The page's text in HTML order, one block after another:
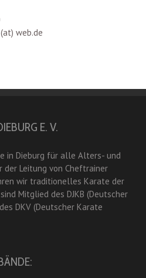
web.de
E. V.
in Dieburg für alle Alters- und
der Leitung von Cheftrainer
wir traditionelles Karate der
Mitglied des DJKB (Deutscher
DKV (Deutscher Karate